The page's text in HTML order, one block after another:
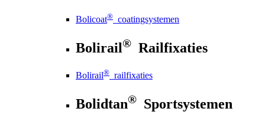
Bolicoat® coatingsystemen
Bolirail® Railfixaties
Bolirail® railfixaties
Bolidtan® Sportsystemen